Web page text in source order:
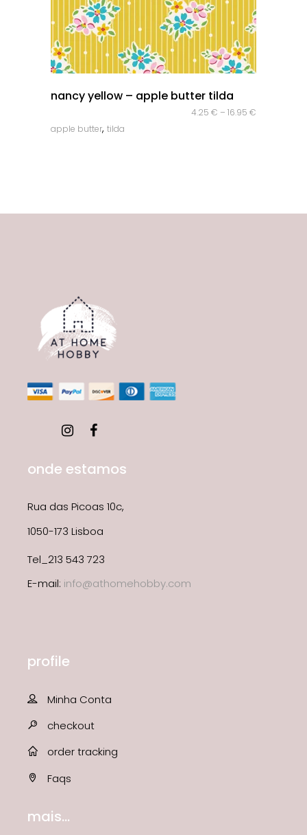
nancy yellow – apple butter tilda
4.25 € – 16.95 €
apple butter, tilda
onde estamos
Rua das Picoas 10c,
1050-173 Lisboa
Tel_213 543 723
E-mail: info@athomehobby.com
profile
Minha Conta
checkout
order tracking
Faqs
mais...